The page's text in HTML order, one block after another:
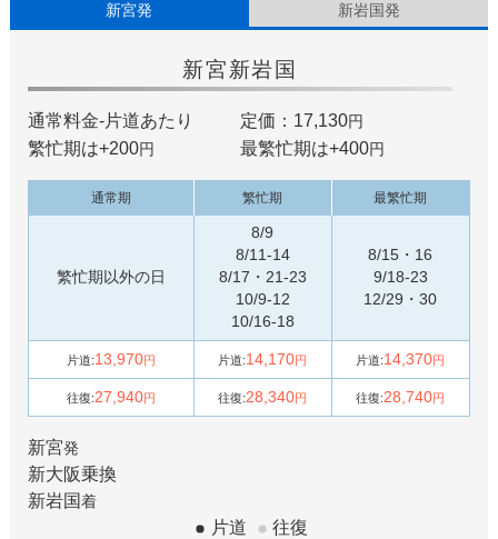
新宮発 新岩国発
新宮新岩国
通常料金-片道あたり 定価：17,130円
繁忙期は+200円 最繁忙期は+400円
通常期 繁忙期 最繁忙期
繁忙期以外の日
8/9
8/11-14
8/17・21-23
10/9-12
10/16-18
8/15・16
9/18-23
12/29・30
片道:13,970円 片道:14,170円 片道:14,370円
往復:27,940円 往復:28,340円 往復:28,740円
新宮発
新大阪乗換
新岩国着
片道 往復